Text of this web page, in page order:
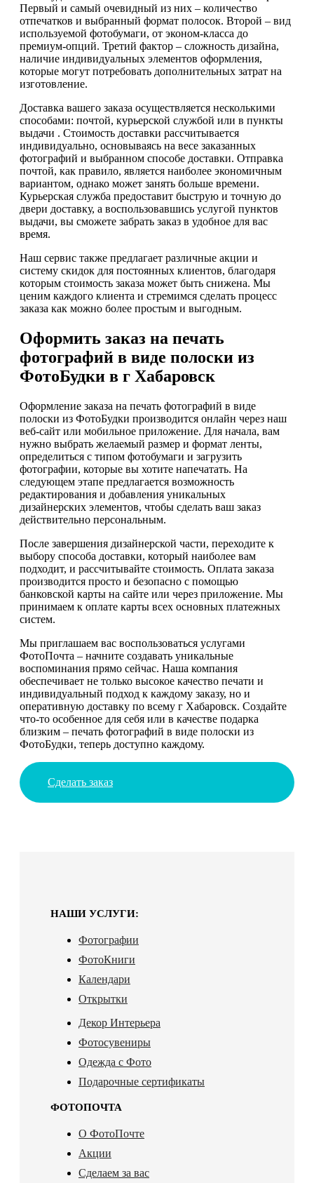
Первый и самый очевидный из них – количество
отпечатков и выбранный формат полосок. Второй – вид
используемой фотобумаги, от эконом-класса до
премиум-опций. Третий фактор – сложность дизайна,
наличие индивидуальных элементов оформления,
которые могут потребовать дополнительных затрат на
изготовление.
Доставка вашего заказа осуществляется несколькими
способами: почтой, курьерской службой или в пункты
выдачи . Стоимость доставки рассчитывается
индивидуально, основываясь на весе заказанных
фотографий и выбранном способе доставки. Отправка
почтой, как правило, является наиболее экономичным
вариантом, однако может занять больше времени.
Курьерская служба предоставит быструю и точную до
двери доставку, а воспользовавшись услугой пунктов
выдачи, вы сможете забрать заказ в удобное для вас
время.
Наш сервис также предлагает различные акции и
систему скидок для постоянных клиентов, благодаря
которым стоимость заказа может быть снижена. Мы
ценим каждого клиента и стремимся сделать процесс
заказа как можно более простым и выгодным.
Оформить заказ на печать
фотографий в виде полоски из
ФотоБудки в г Хабаровск
Оформление заказа на печать фотографий в виде
полоски из ФотоБудки производится онлайн через наш
веб-сайт или мобильное приложение. Для начала, вам
нужно выбрать желаемый размер и формат ленты,
определиться с типом фотобумаги и загрузить
фотографии, которые вы хотите напечатать. На
следующем этапе предлагается возможность
редактирования и добавления уникальных
дизайнерских элементов, чтобы сделать ваш заказ
действительно персональным.
После завершения дизайнерской части, переходите к
выбору способа доставки, который наиболее вам
подходит, и рассчитывайте стоимость. Оплата заказа
производится просто и безопасно с помощью
банковской карты на сайте или через приложение. Мы
принимаем к оплате карты всех основных платежных
систем.
Мы приглашаем вас воспользоваться услугами
ФотоПочта – начните создавать уникальные
воспоминания прямо сейчас. Наша компания
обеспечивает не только высокое качество печати и
индивидуальный подход к каждому заказу, но и
оперативную доставку по всему г Хабаровск. Создайте
что-то особенное для себя или в качестве подарка
близким – печать фотографий в виде полоски из
ФотоБудки, теперь доступно каждому.
Сделать заказ
НАШИ УСЛУГИ:
Фотографии
ФотоКниги
Календари
Открытки
Декор Интерьера
Фотосувениры
Одежда с Фото
Подарочные сертификаты
ФОТОПОЧТА
О ФотоПочте
Акции
Сделаем за вас